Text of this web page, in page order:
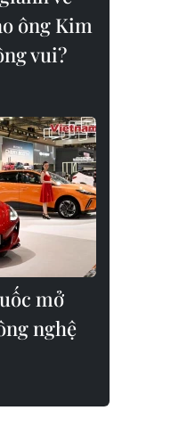
ông Kim
vui?
mở
nghệ